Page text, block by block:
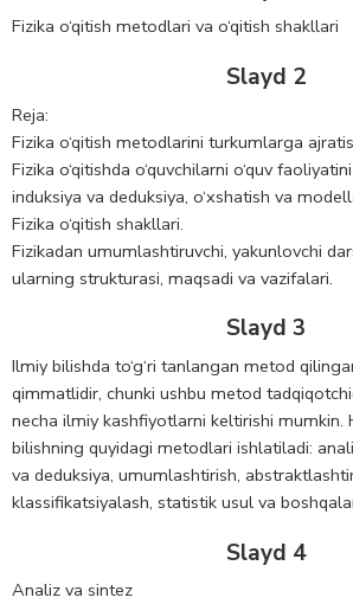
Fizika o‘qitish metodlari va o‘qitish shakllari
Slayd 2
Reja:
Fizika o‘qitish metodlarini turkumlarga
Fizika o‘qitishda o‘quvchilarni o‘quv
induksiya va deduksiya, o‘xshatish va
Fizika o‘qitish shakllari.
Fizikadan umumlashtiruvchi, yakunlovchi
ularning strukturasi, maqsadi va vazifalari.
Slayd 3
Ilmiy bilishda to‘g‘ri tanlangan metod
qimmatlidir, chunki ushbu metod
necha ilmiy kashfiyotlarni keltirishi mumkin.
bilishning quyidagi metodlari ishlatiladi:
va deduksiya, umumlashtirish,
klassifikatsiyalash, statistik usul va
Slayd 4
Analiz va sintez